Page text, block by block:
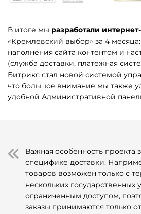
В итоге мы разработали
«Кремлевский выбор» за 4
наполнения сайта контентом и
(служба доставки, платежная
Битрикс стал новой системой
что большое внимание мы также
удобной Административной
Важная особенность проекта
специфике доставки.
товаров возможен только с
нескольких государственных
ограниченным доступом,
заказы принимаются только от